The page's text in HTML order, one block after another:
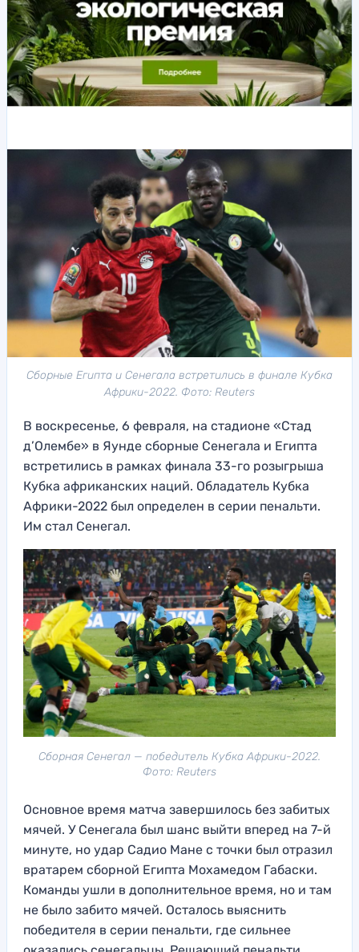
Сборные Египта и Сенегала встретились в финале Кубка
Африки-2022. Фото: Reuters
В воскресенье, 6 февраля, на стадионе «Стад
д’Олембе» в Яунде сборные Сенегала и Египта
встретились в рамках финала 33-го розыгрыша
Кубка африканских наций. Обладатель Кубка
Африки-2022 был определен в серии пенальти.
Им стал Сенегал.
Сборная Сенегал — победитель Кубка Африки-2022.
Фото: Reuters
Основное время матча завершилось без забитых
мячей. У Сенегала был шанс выйти вперед на 7-й
минуте, но удар Садио Мане с точки был отразил
вратарем сборной Египта Мохамедом Габаски.
Команды ушли в дополнительное время, но и там
не было забито мячей. Осталось выяснить
победителя в серии пенальти, где сильнее